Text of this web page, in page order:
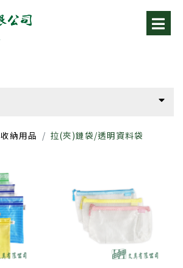
收納用品 拉(夾)鏈袋/透明資料袋